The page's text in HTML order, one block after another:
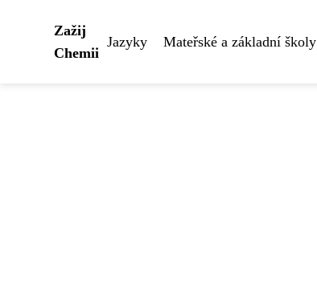
Zažij
Chemii
Jazyky Mateřské a základní školy